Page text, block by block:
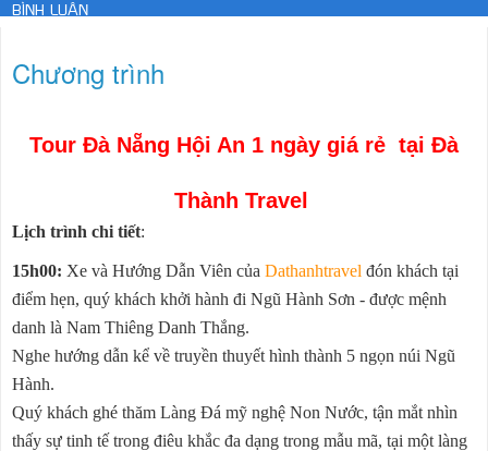
BÌNH LUẬN
Chương trình
Tour Đà Nẵng Hội An 1 ngày giá rẻ tại Đà
Thành Travel
Lịch trình chi tiết:
15h00: Xe và Hướng Dẫn Viên của Dathanhtravel đón khách tại
điểm hẹn, quý khách khởi hành đi Ngũ Hành Sơn - được mệnh
danh là Nam Thiêng Danh Thắng.
Nghe hướng dẫn kể về truyền thuyết hình thành 5 ngọn núi Ngũ
Hành.
Quý khách ghé thăm Làng Đá mỹ nghệ Non Nước, tận mắt nhìn
thấy sự tinh tế trong điêu khắc đa dạng trong mẫu mã, tại một làng